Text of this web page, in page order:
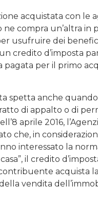
acquistata con le
compra un’altra in
usufruire dei
credito d’imposta
pagata per il primo
spetta anche
di appalto o di
aprile 2016,
che, in
interessato la
il credito
acquista
vendita